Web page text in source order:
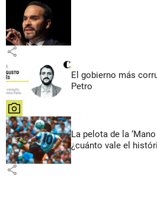
share
El gobierno más
Petro
share
La pelota de la
¿cuánto vale el
share